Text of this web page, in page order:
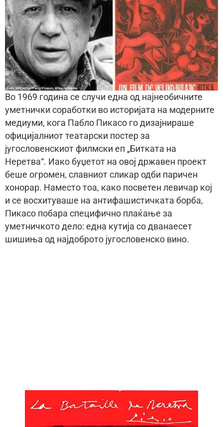
Во 1969 година се случи една од најнеобичните
уметнички соработки во историјата на модерните
медиуми, кога Пабло Пикасо го дизајнираше
официјалниот театарски постер за
југословенскиот филмски еп „Битката на
Неретва“. Иако буџетот на овој државен проект
беше огромен, славниот сликар одби паричен
хонорар. Наместо тоа, како посветен левичар кој
и се восхитуваше на антифашистичката борба,
Пикасо побара специфично плаќање за
уметничкото дело: една кутија со дванаесет
шишиња од најдоброто југословенско вино.